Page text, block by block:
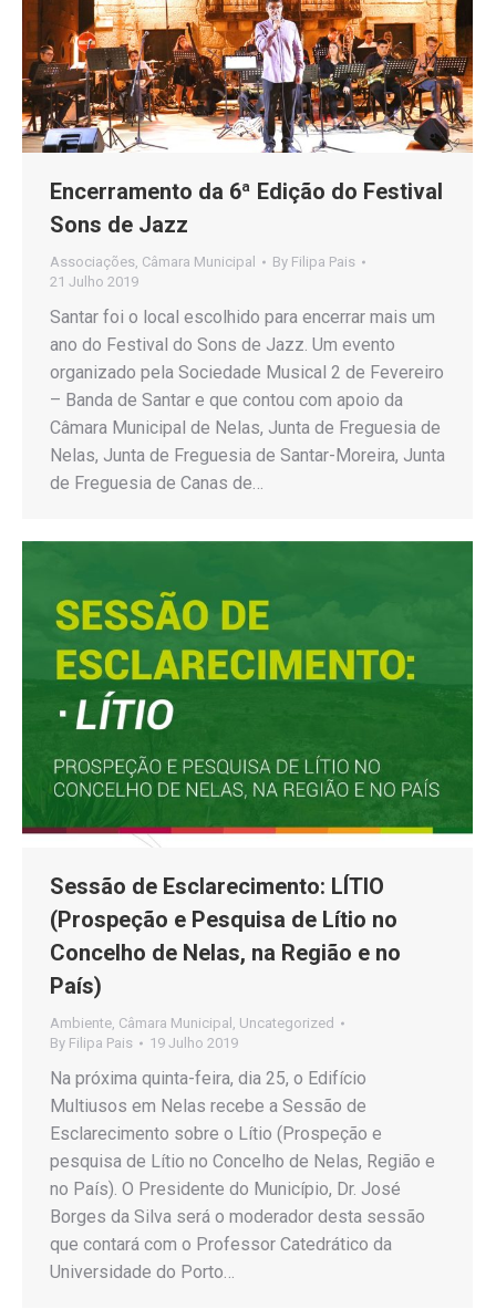
Encerramento da 6ª Edição do Festival
Sons de Jazz
Associações Câmara Municipal By Filipa Pais
21 Julho 2019
Santar foi o local escolhido para encerrar mais um
ano do Festival do Sons de Jazz. Um evento
organizado pela Sociedade Musical 2 de Fevereiro
– Banda de Santar e que contou com apoio da
Câmara Municipal de Nelas, Junta de Freguesia de
Nelas, Junta de Freguesia de Santar-Moreira, Junta
de Freguesia de Canas de…
Sessão de Esclarecimento: LÍTIO
(Prospeção e Pesquisa de Lítio no
Concelho de Nelas, na Região e no
País)
Ambiente Câmara Municipal
Uncategorized
By Filipa Pais 19 Julho 2019
Na próxima quinta-feira, dia 25, o Edifício
Multiusos em Nelas recebe a Sessão de
Esclarecimento sobre o Lítio (Prospeção e
pesquisa de Lítio no Concelho de Nelas, Região e
no País). O Presidente do Município, Dr. José
Borges da Silva será o moderador desta sessão
que contará com o Professor Catedrático da
Universidade do Porto…